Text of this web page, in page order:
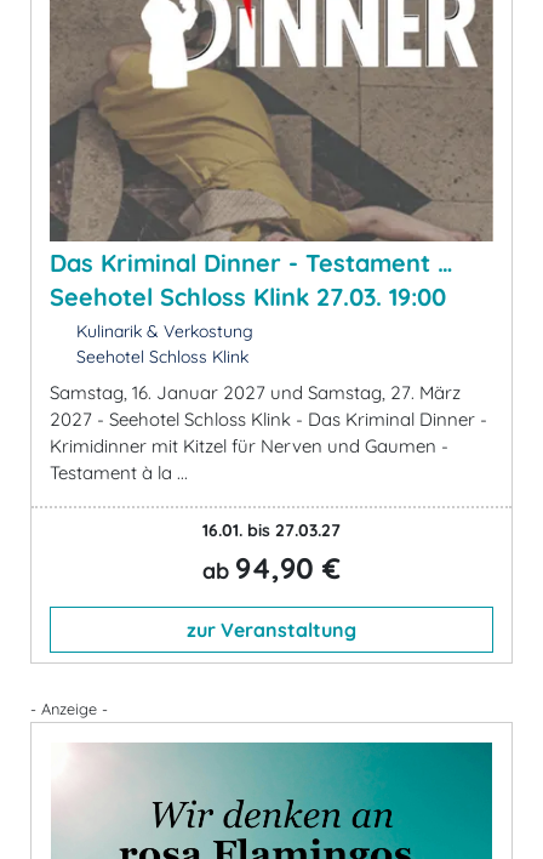
Das Kriminal Dinner - Testament …
Seehotel Schloss Klink 27.03. 19:00
Kulinarik & Verkostung
Seehotel Schloss Klink
Samstag, 16. Januar 2027 und Samstag, 27. März
2027 - Seehotel Schloss Klink - Das Kriminal Dinner -
Krimidinner mit Kitzel für Nerven und Gaumen -
Testament à la ...
16.01. bis 27.03.27
ab 94,90 €
zur Veranstaltung
- Anzeige -